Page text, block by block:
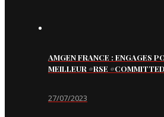
AMGEN FRANCE : ENGAGES
MEILLEUR #RSE
27/07/2023